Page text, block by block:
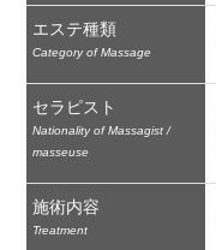
エステ種類
Category of Massage
セラピスト
Nationality of Massagist /
masseuse
施術内容
Treatment